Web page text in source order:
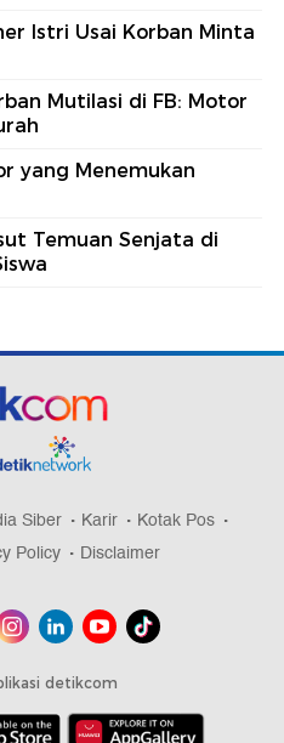
Istri Usai Korban Minta
Mutilasi di FB: Motor
yang Menemukan
Temuan Senjata di
Siber Karir
Kotak Pos
Policy Disclaimer
detikcom